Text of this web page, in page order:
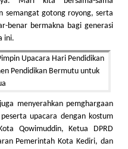
semangat gotong royong, serta
benar bermakna bagi generasi
ini.
menyerahkan pemghargaan
upacara dengan kostum
Qowimuddin, Ketua DPRD
Pemerintah Kota Kediri, dan